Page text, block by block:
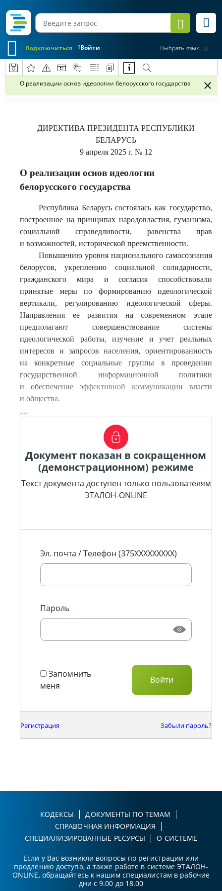
Войти
Подключиться Выбрать язык
О реализации основ идеологии белорусского государства
ДИРЕКТИВА ПРЕЗИДЕНТА РЕСПУБЛИКИ
БЕЛАРУСЬ
9 апреля 2025 г. № 12
О реализации основ идеологии
белорусского государства
Республика Беларусь состоялась как государство,
построенное на принципах народовластия, гуманизма,
социальной справедливости, равенства прав
и возможностей, исторической преемственности.
Повышению уровня национального самосознания
белорусов, укреплению социальной солидарности,
гражданского мира и согласия способствовали
принятые меры по формированию идеологической
вертикали, регулированию идеологической сферы.
Направления ее развития на современном этапе
предполагают совершенствование системы
идеологической работы, изучение и учет реальных
интересов и запросов населения, ориентированность
на конкретные социальные группы в проведении
государственной информационной политики
и обеспечение эффективной коммуникации власти
и общества.
....
Документ показан в сокращенном
(демонстрационном) режиме
Текст документа доступен только пользователям
ЭТАЛОН-ONLINE
Эл. почта / Телефон (375XXXXXXXXX)
Пароль
Запомнить
меня
Регистрация Забыли пароль?
КОДЕКСЫ
ДОКУМЕНТЫ ПО ТЕМАМ
СПРАВОЧНАЯ ИНФОРМАЦИЯ
СПЕЦИАЛИЗИРОВАННЫЕ РЕСУРСЫ
О СИСТЕМЕ
Если у Вас возникли вопросы по регистрации или
продлению доступа, а также работе в системе ЭТАЛОН-
ONLINE, обращайтесь к нашим специалистам в рабочие
дни с 9.00 до 18.00